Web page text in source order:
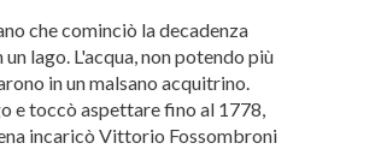
che cominciò la decadenza
lago. L'acqua, non potendo più
in un malsano acquitrino.
e toccò aspettare fino al 1778,
incaricò Vittorio Fossombroni